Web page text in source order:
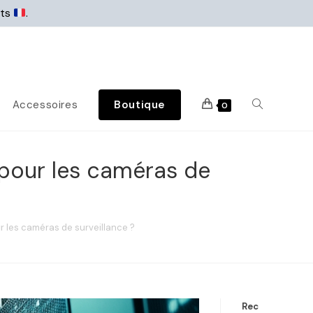
.
Accessoires Boutique 0
les caméras de
les caméras de surveillance ?
Rec